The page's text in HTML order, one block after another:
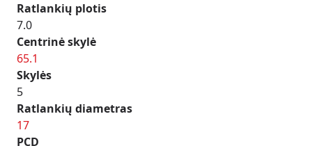
Ratlankių plotis
7.0
Centrinė skylė
65.1
Skylės
5
Ratlankių diametras
17
PCD